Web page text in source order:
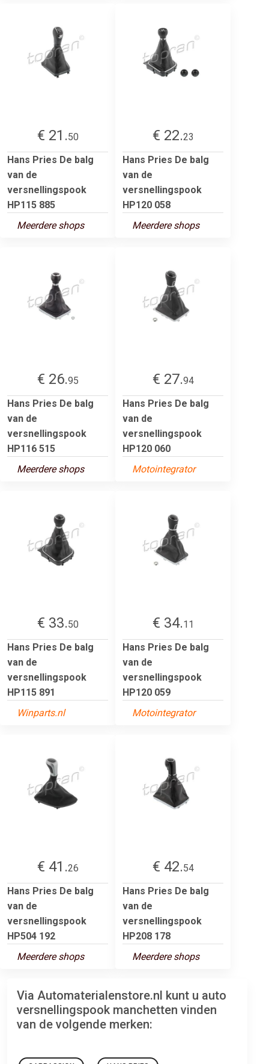
€ 21.50
Hans Pries De balg
van de
versnellingspook
HP115 885
Meerdere shops
€ 22.23
Hans Pries De balg
van de
versnellingspook
HP120 058
Meerdere shops
€ 26.95
Hans Pries De balg
van de
versnellingspook
HP116 515
Meerdere shops
€ 27.94
Hans Pries De balg
van de
versnellingspook
HP120 060
Motointegrator
€ 33.50
Hans Pries De balg
van de
versnellingspook
HP115 891
Winparts.nl
€ 34.11
Hans Pries De balg
van de
versnellingspook
HP120 059
Motointegrator
€ 41.26
Hans Pries De balg
van de
versnellingspook
HP504 192
Meerdere shops
€ 42.54
Hans Pries De balg
van de
versnellingspook
HP208 178
Meerdere shops
Via Automaterialenstore.nl kunt u auto
versnellingspook manchetten vinden
van de volgende merken: